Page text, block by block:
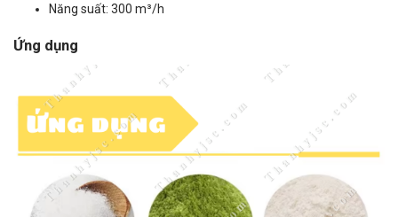
Năng suất: 300 m³/h
Ứng dụng